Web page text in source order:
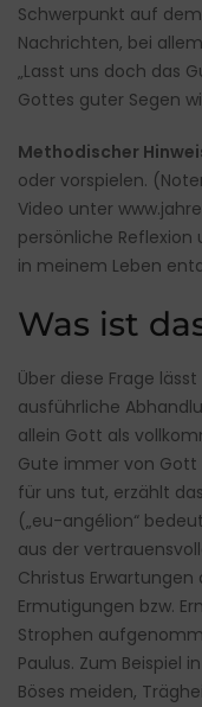
Schwerpunkt auf
Nachrichten, bei
„Lasst uns doch das
Gottes guter Segen
Methodischer
oder vorspielen.
Video unter
persönliche Reflexion
in meinem Leben
Was ist
Über diese Frage
ausführliche
allein Gott als
Gute immer von
für uns tut, erzählt
(„eu-angélion“
aus der
Christus Erwartungen
Ermutigungen bzw.
Strophen
Paulus. Zum Beispiel
Böses meiden,